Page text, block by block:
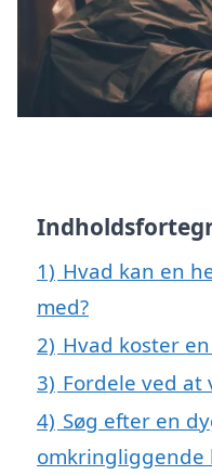
1) Hvad kan en
med?
2) Hvad koster
3) Fordele ved
4) Søg efter en
omkringliggende